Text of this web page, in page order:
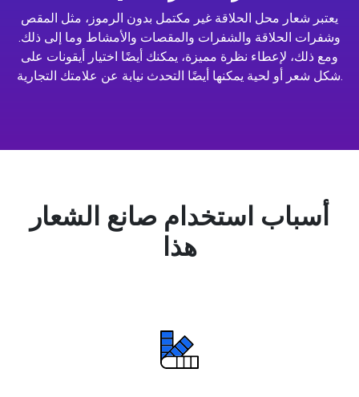
يعتبر شعار محل الحلاقة غير مكتمل بدون الرموز، مثل المقص
وشفرات الحلاقة والشفرات والمقصات والأمشاط وما إلى ذلك.
ومع ذلك، لإعطاء نظرة مميزة، يمكنك أيضًا اختيار أيقونات على
شكل شعر أو لحية يمكنها أيضًا التحدث نيابة عن علامتك التجارية.
أسباب استخدام صانع الشعار
هذا